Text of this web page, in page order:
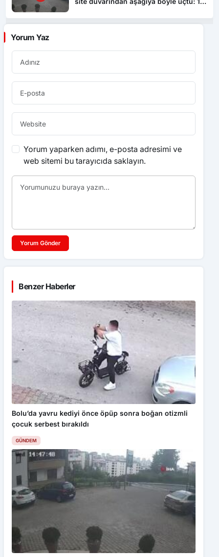
Yorum Yaz
Yorum yaparken adımı, e-posta adresimi ve
web sitemi bu tarayıcıda saklayın.
Yorum Gönder
Benzer Haberler
Bolu’da yavru kediyi önce öpüp sonra boğan otizmli
çocuk serbest bırakıldı
GÜNDEM